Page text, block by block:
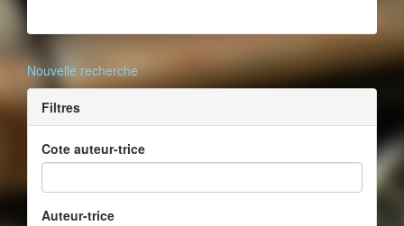
Nouvelle recherche
Filtres
Cote auteur-trice
Auteur-trice